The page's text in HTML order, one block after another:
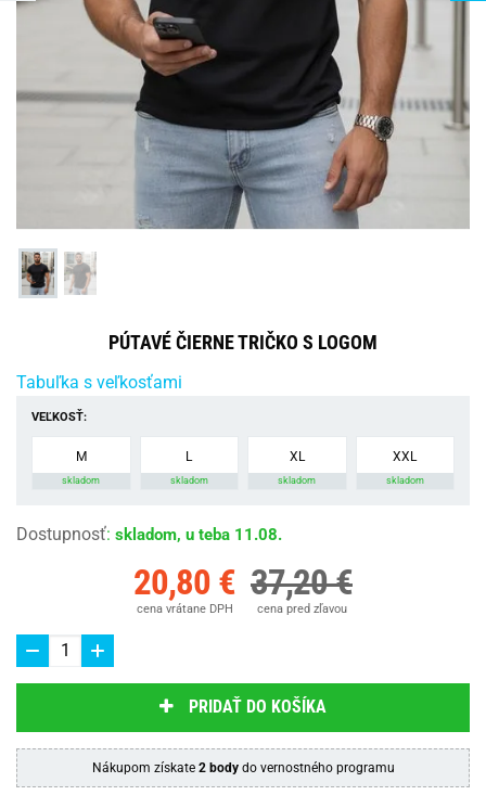
PÚTAVÉ ČIERNE TRIČKO S LOGOM
Tabuľka s veľkosťami
VEĽKOSŤ:
M
skladom
L
skladom
XL
skladom
XXL
skladom
Dostupnosť: skladom, u teba 11.08.
20,80 €
cena vrátane DPH
37,20 €
cena pred zľavou
PRIDAŤ DO KOŠÍKA
Nákupom získate 2 bodydo vernostného programu